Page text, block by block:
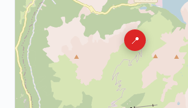
📍